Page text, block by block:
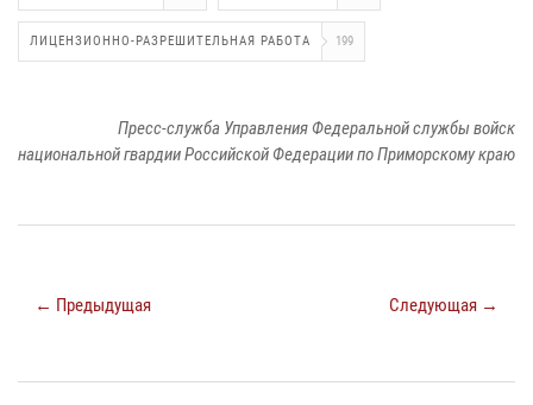
ЛИЦЕНЗИОННО-РАЗРЕШИТЕЛЬНАЯ РАБОТА 199
Пресс-служба Управления Федеральной службы войск
национальной гвардии Российской Федерации по Приморскому краю
← Предыдущая Следующая →